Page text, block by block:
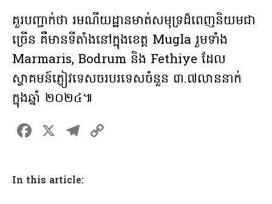
គួរបញ្ជាក់ថា រមណីយដ្ឋានមាត់សមុទ្រដ៏ពេញនិយមជា
ច្រើន គឺមានទីតាំងនៅក្នុងខេត្ត Mugla រួមទាំង
Marmaris, Bodrum និង Fethiye ដែល
ស្វាគមន៍ភ្ញៀវទេសចរបរទេសចំនួន ៣.៧លាននាក់
ក្នុងឆ្នាំ ២០២៤៕
F
ce
b
X T
gr
In this article: